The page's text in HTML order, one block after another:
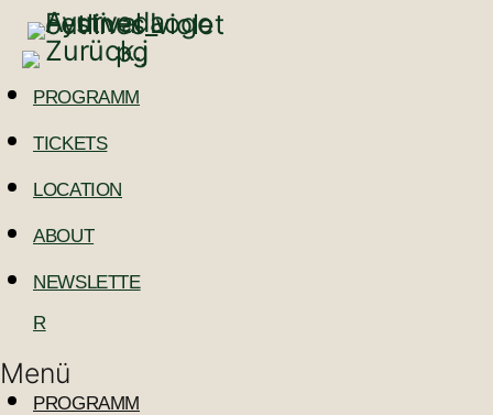
PROGRAMM
TICKETS
LOCATION
ABOUT
NEWSLETTE
R
Menü
PROGRAMM